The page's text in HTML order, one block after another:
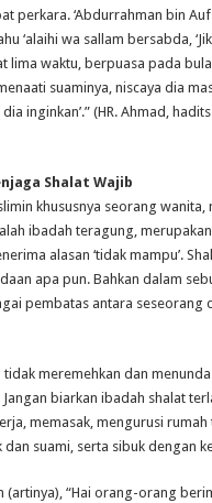
perkara. ‘Abdurrahman bin Auf
‘alaihi wa sallam bersabda,
lima waktu, berpuasa pada
suaminya, niscaya dia
inginkan’.” (HR. Ahmad,
Shalat Wajib
khususnya seorang wanita,
ibadah teragung,
alasan ‘tidak mampu’.
apa pun. Bahkan dalam
pembatas antara seseorang
tidak meremehkan dan
biarkan ibadah shalat
memasak, mengurusi rumah
suami, serta sibuk dengan
(artinya), “Hai orang-orang